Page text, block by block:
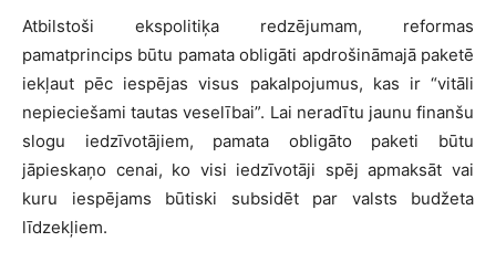
Atbilstoši ekspolitiķa redzējumam, reformas
pamatprincips būtu pamata obligāti apdrošināmajā paketē
iekļaut pēc iespējas visus pakalpojumus, kas ir “vitāli
nepieciešami tautas veselībai”. Lai neradītu jaunu finanšu
slogu iedzīvotājiem, pamata obligāto paketi būtu
jāpieskaņo cenai, ko visi iedzīvotāji spēj apmaksāt vai
kuru iespējams būtiski subsidēt par valsts budžeta
līdzekļiem.